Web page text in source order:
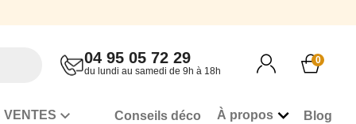
VENTES Conseils déco À propos Blog
04 95 05 72 29
du lundi au samedi de 9h à 18h
0